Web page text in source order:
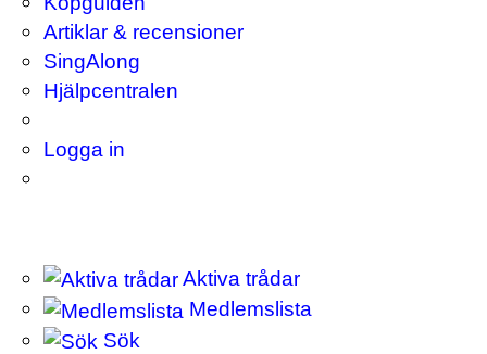
Artiklar & recensioner
SingAlong
Hjälpcentralen
Logga in
Aktiva trådar
Medlemslista
Sök